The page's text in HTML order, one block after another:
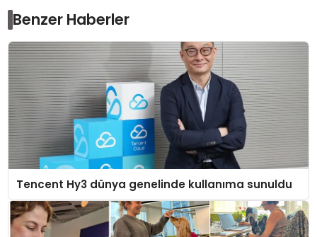
Benzer Haberler
Tencent Hy3 dünya genelinde kullanıma sunuldu